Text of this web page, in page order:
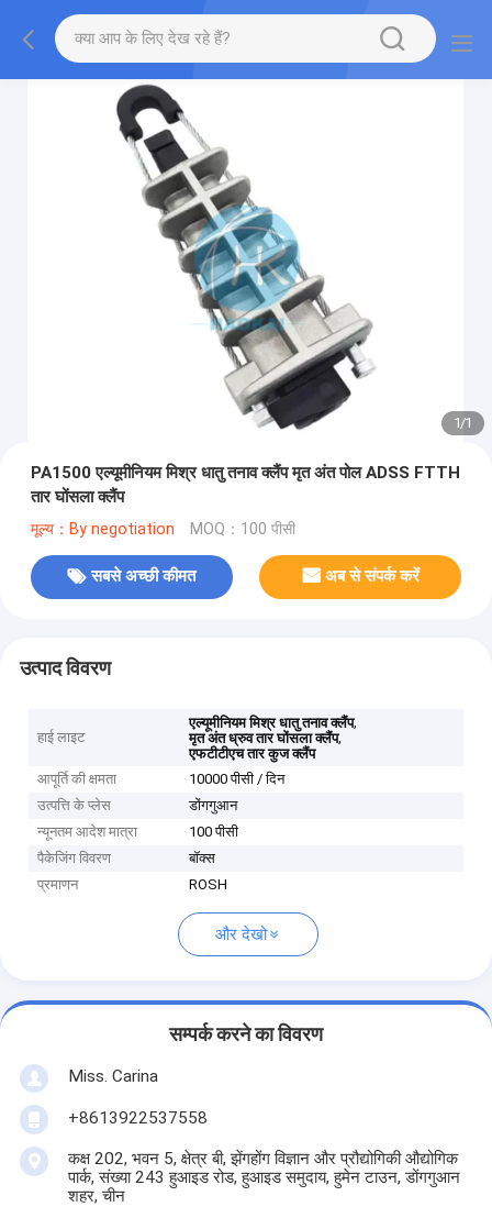
1/1
PA1500 एल्यूमीनियम मिश्र धातु तनाव क्लैंप मृत अंत पोल ADSS FTTH
तार घोंसला क्लैंप
मूल्य：By negotiation MOQ：100 पीसी
सबसे अच्छी कीमत अब से संपर्क करें
उत्पाद विवरण
हाई लाइट
एल्यूमीनियम मिश्र धातु तनाव क्लैंप,
मृत अंत ध्रुव तार घोंसला क्लैंप,
एफटीटीएच तार कुज क्लैंप
आपूर्ति की क्षमता
10000 पीसी / दिन
उत्पत्ति के प्लेस
डोंगगुआन
न्यूनतम आदेश मात्रा
100 पीसी
पैकेजिंग विवरण
बॉक्स
प्रमाणन
ROSH
और देखो
सम्पर्क करने का विवरण
Miss. Carina
+8613922537558
कक्ष 202, भवन 5, क्षेत्र बी, झेंगहोंग विज्ञान और प्रौद्योगिकी औद्योगिक
पार्क, संख्या 243 हुआइड रोड, हुआइड समुदाय, हुमेन टाउन, डोंगगुआन
शहर, चीन